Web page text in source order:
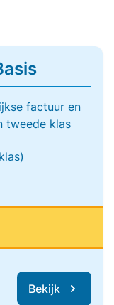
factuur en
tweede klas
Bekijk